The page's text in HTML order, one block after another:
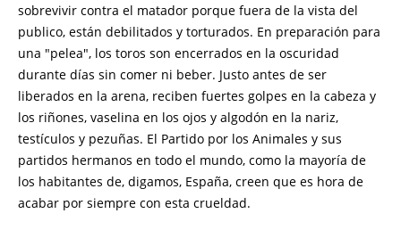
sobrevivir contra el matador porque fuera de la vista del
publico, están debilitados y torturados. En preparación para
una "pelea", los toros son encerrados en la oscuridad
durante días sin comer ni beber. Justo antes de ser
liberados en la arena, reciben fuertes golpes en la cabeza y
los riñones, vaselina en los ojos y algodón en la nariz,
testículos y pezuñas. El Partido por los Animales y sus
partidos hermanos en todo el mundo, como la mayoría de
los habitantes de, digamos, España, creen que es hora de
acabar por siempre con esta crueldad.